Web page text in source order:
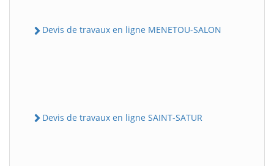
Devis de travaux en ligne MENETOU-SALON
Devis de travaux en ligne SAINT-SATUR